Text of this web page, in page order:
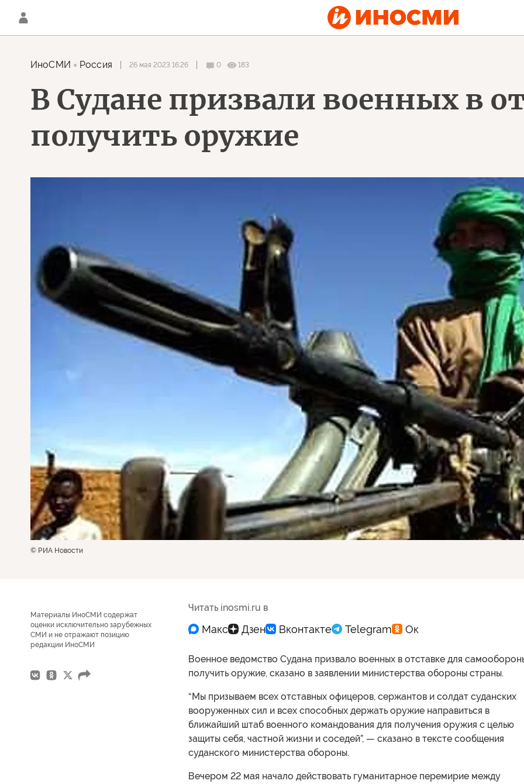
ИноСМИ Россия 26 мая 2023 16:26 0 183
В Судане призвали военных в
получить оружие
© РИА Новости
Материалы ИноСМИ содержат
оценки исключительно зарубежных
СМИ и не отражают позицию
редакции ИноСМИ
Читать inosmi.ru в
Военное ведомство Судана призвало военных в отставке для
получить оружие, сказано в заявлении министерства обороны страны.
“Мы призываем всех отставных офицеров, сержантов и солдат суданских
вооруженных сил и всех способных держать оружие направиться в
ближайший штаб военного командования для получения оружия с целью
защиты себя, частной жизни и соседей”, — сказано в тексте сообщения
суданского министерства обороны.
Вечером 22 мая начало действовать гуманитарное перемирие между